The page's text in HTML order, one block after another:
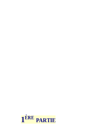
1ère partie